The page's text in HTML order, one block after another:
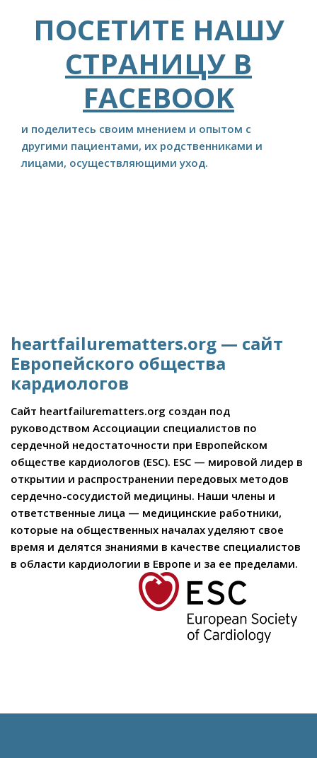
ПОСЕТИТЕ НАШУ
СТРАНИЦУ В
FACEBOOK
и поделитесь своим мнением и опытом с
другими пациентами, их родственниками и
лицами, осуществляющими уход.
heartfailurematters.org — сайт
Европейского общества
кардиологов
Сайт heartfailurematters.org создан под
руководством Ассоциации специалистов по
сердечной недостаточности при Европейском
обществе кардиологов (ESC). ESC — мировой лидер в
открытии и распространении передовых методов
сердечно-сосудистой медицины. Наши члены и
ответственные лица — медицинские работники,
которые на общественных началах уделяют свое
время и делятся знаниями в качестве специалистов
в области кардиологии в Европе и за ее пределами.